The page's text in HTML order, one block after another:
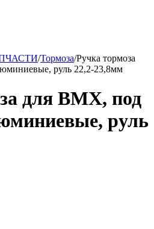
/Тормоза/Ручка тормоза
руль 22,2-23,8мм
для BMX, под
руль